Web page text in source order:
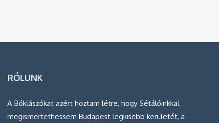
RÓLUNK
A Bóklászókat azért hoztam létre, hogy Sétálóinkkal
megismertethessem Budapest legkisebb kerületét, a